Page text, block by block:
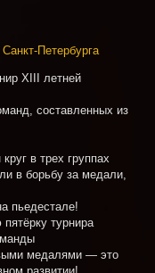
Петербурга
XIII летней
составленных из
в трех группах
в борьбу за медали,
пьедестале!
турнира
медалями — это